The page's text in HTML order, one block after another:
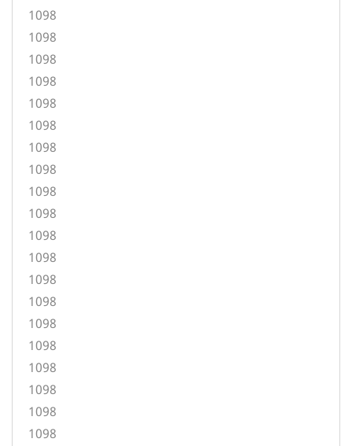
1098
1098
1098
1098
1098
1098
1098
1098
1098
1098
1098
1098
1098
1098
1098
1098
1098
1098
1098
1098